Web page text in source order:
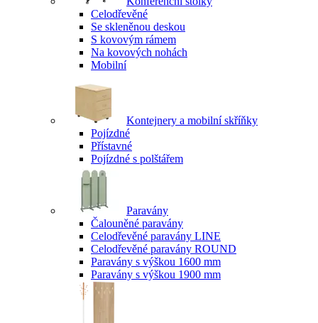
Celodřevěné
Se skleněnou deskou
S kovovým rámem
Na kovových nohách
Mobilní
Kontejnery a mobilní skříňky
Pojízdné
Přístavné
Pojízdné s polštářem
Paravány
Čalouněné paravány
Celodřevěné paravány LINE
Celodřevěné paravány ROUND
Paravány s výškou 1600 mm
Paravány s výškou 1900 mm